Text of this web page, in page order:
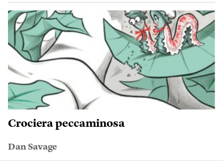
Crociera peccaminosa
Dan Savage